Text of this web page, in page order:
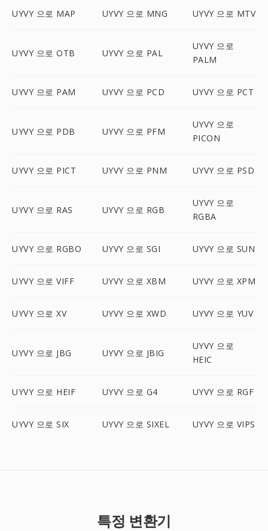
UYVY 으로 MAP UYVY 으로 MNG UYVY 으로 MTV
UYVY 으로 OTB UYVY 으로 PAL
UYVY 으로
PALM
UYVY 으로 PAM UYVY 으로 PCD UYVY 으로 PCT
UYVY 으로 PDB UYVY 으로 PFM
UYVY 으로
PICON
UYVY 으로 PICT UYVY 으로 PNM UYVY 으로 PSD
UYVY 으로 RAS UYVY 으로 RGB
UYVY 으로
RGBA
UYVY 으로 RGBO UYVY 으로 SGI UYVY 으로 SUN
UYVY 으로 VIFF UYVY 으로 XBM UYVY 으로 XPM
UYVY 으로 XV UYVY 으로 XWD UYVY 으로 YUV
UYVY 으로 JBG UYVY 으로 JBIG
UYVY 으로
HEIC
UYVY 으로 HEIF UYVY 으로 G4 UYVY 으로 RGF
UYVY 으로 SIX UYVY 으로 SIXEL UYVY 으로 VIPS
특정 변환기